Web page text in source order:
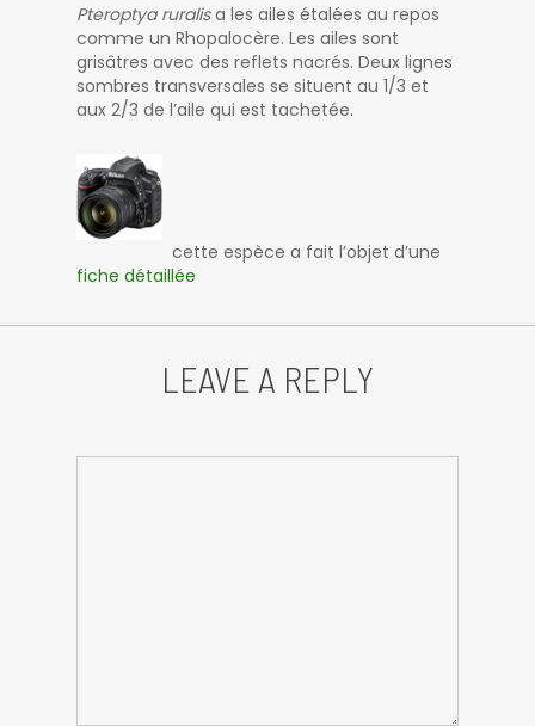
Pteroptya ruralisa les ailes étalées au repos
comme un Rhopalocère. Les ailes sont
grisâtres avec des reflets nacrés. Deux lignes
sombres transversales se situent au 1/3 et
aux 2/3 de l’aile qui est tachetée.
cette espèce a fait l’objet d’une
fiche détaillée
LEAVE A REPLY